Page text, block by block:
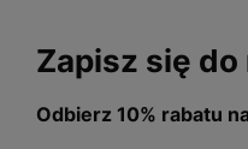
Zapisz się
Odbierz 10% rabatu